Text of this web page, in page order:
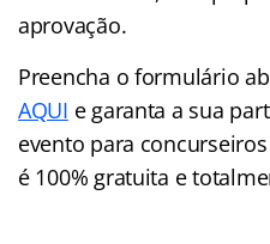
aprovação.
Preencha o formulário
AQUI e garanta a sua
evento para
é 100% gratuita e